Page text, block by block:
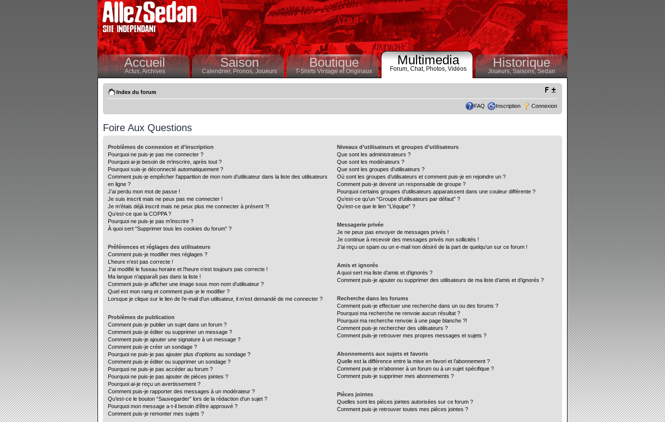
Accueil
Actus,Archives
Saison
Calendrier,Pronos, Joueurs
Boutique
T-Shirts Vintage et Originaux
Multimedia
Forum, Chat, Photos, Vidéos Historique
Joueurs, Saisons,Sedan
Index du forum
FAQ Inscription Connexion
Foire Aux Questions
Problèmes de connexion et d’inscription
Pourquoi ne puis-je pas me connecter ?
Pourquoi ai-je besoin de m’inscrire, après tout ?
Pourquoi suis-je déconnecté automatiquement ?
Comment puis-je empêcher l’apparition de mon nom d’utilisateur dans la liste des utilisateurs
en ligne ?
J’ai perdu mon mot de passe !
Je suis inscrit mais ne peux pas me connecter !
Je m’étais déjà inscrit mais ne peux plus me connecter à présent ?!
Qu’est-ce que la COPPA ?
Pourquoi ne puis-je pas m’inscrire ?
À quoi sert “Supprimer tous les cookies du forum” ?
Préférences et réglages des utilisateurs
Comment puis-je modifier mes réglages ?
L’heure n’est pas correcte !
J’ai modifié le fuseau horaire et l’heure n’est toujours pas correcte !
Ma langue n’apparaît pas dans la liste !
Comment puis-je afficher une image sous mon nom d’utilisateur ?
Quel est mon rang et comment puis-je le modifier ?
Lorsque je clique sur le lien de l’e-mail d’un utilisateur, il m’est demandé de me connecter ?
Problèmes de publication
Comment puis-je publier un sujet dans un forum ?
Comment puis-je éditer ou supprimer un message ?
Comment puis-je ajouter une signature à un message ?
Comment puis-je créer un sondage ?
Pourquoi ne puis-je pas ajouter plus d’options au sondage ?
Comment puis-je éditer ou supprimer un sondage ?
Pourquoi ne puis-je pas accéder au forum ?
Pourquoi ne puis-je pas ajouter de pièces jointes ?
Pourquoi ai-je reçu un avertissement ?
Comment puis-je rapporter des messages à un modérateur ?
Qu’est-ce le bouton “Sauvegarder” lors de la rédaction d’un sujet ?
Pourquoi mon message a-t-il besoin d’être approuvé ?
Comment puis-je remonter mes sujets ?
Niveaux d’utilisateurs et groupes d’utilisateurs
Que sont les administrateurs ?
Que sont les modérateurs ?
Que sont les groupes d’utilisateurs ?
Où sont les groupes d’utilisateurs et comment puis-je en rejoindre un ?
Comment puis-je devenir un responsable de groupe ?
Pourquoi certains groupes d’utilisateurs apparaissent dans une couleur différente ?
Qu’est-ce qu’un “Groupe d’utilisateurs par défaut” ?
Qu’est-ce que le lien “L’équipe” ?
Messagerie privée
Je ne peux pas envoyer de messages privés !
Je continue à recevoir des messages privés non sollicités !
J’ai reçu un spam ou un e-mail non désiré de la part de quelqu’un sur ce forum !
Amis et ignorés
A quoi sert ma liste d’amis et d’ignorés ?
Comment puis-je ajouter ou supprimer des utilisateurs de ma liste d’amis et d’ignorés ?
Recherche dans les forums
Comment puis-je effectuer une recherche dans un ou des forums ?
Pourquoi ma recherche ne renvoie aucun résultat ?
Pourquoi ma recherche renvoie à une page blanche ?!
Comment puis-je rechercher des utilisateurs ?
Comment puis-je retrouver mes propres messages et sujets ?
Abonnements aux sujets et favoris
Quelle est la différence entre la mise en favori et l’abonnement ?
Comment puis-je m’abonner à un forum ou à un sujet spécifique ?
Comment puis-je supprimer mes abonnements ?
Pièces jointes
Quelles sont les pièces jointes autorisées sur ce forum ?
Comment puis-je retrouver toutes mes pièces jointes ?